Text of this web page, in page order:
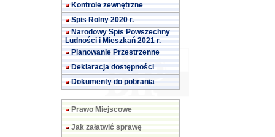
Kontrole zewnętrzne
Spis Rolny 2020 r.
Narodowy Spis Powszechny
Ludności i Mieszkań 2021 r.
Planowanie Przestrzenne
Deklaracja dostępności
Dokumenty do pobrania
Prawo Miejscowe
Jak załatwić sprawę